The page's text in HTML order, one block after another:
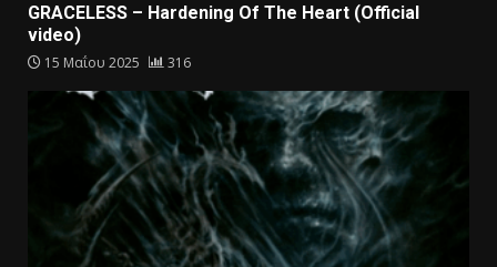
GRACELESS – Hardening Of The Heart (Official
video)
15 Μαΐου 2025 316